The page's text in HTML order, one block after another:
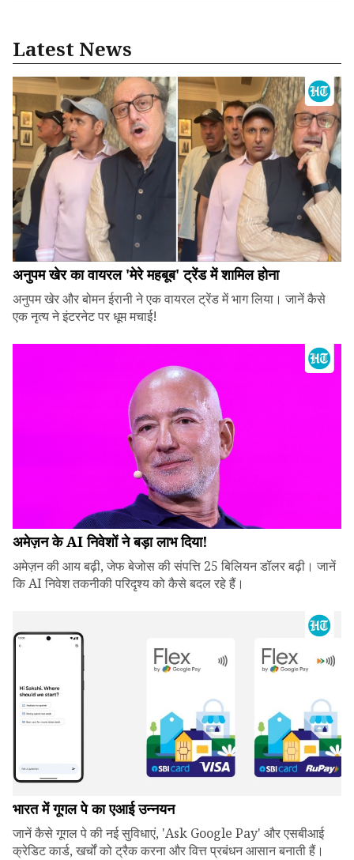
Latest News
अनुपम खेर का वायरल 'मेरे महबूब' ट्रेंड में शामिल होना
अनुपम खेर और बोमन ईरानी ने एक वायरल ट्रेंड में भाग लिया। जानें कैसे
एक नृत्य ने इंटरनेट पर धूम मचाई!
अमेज़न के AI निवेशों ने बड़ा लाभ दिया!
अमेज़न की आय बढ़ी, जेफ बेजोस की संपत्ति 25 बिलियन डॉलर बढ़ी। जानें
कि AI निवेश तकनीकी परिदृश्य को कैसे बदल रहे हैं।
भारत में गूगल पे का एआई उन्नयन
जानें कैसे गूगल पे की नई सुविधाएं, 'Ask Google Pay' और एसबीआई
क्रेडिट कार्ड, खर्चों को ट्रैक करना और वित्त प्रबंधन आसान बनाती हैं।